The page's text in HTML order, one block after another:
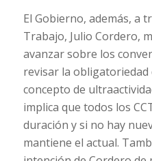
El Gobierno, además, a
Trabajo, Julio Cordero,
avanzar sobre los
revisar la obligatoriedad
concepto de
implica que todos los
duración y si no hay
mantiene el actual.